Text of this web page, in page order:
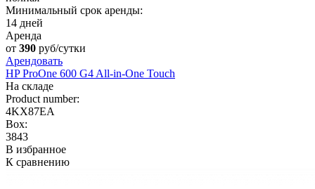
Минимальный срок аренды:
14 дней
Аренда
от 390 руб/сутки
Арендовать
HP ProOne 600 G4 All-in-One Touch
На складе
Product number:
4KX87EA
Box:
3843
В избранное
К сравнению